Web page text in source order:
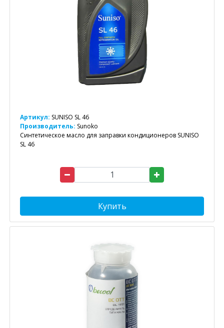
Артикул: SUNISO SL 46
Производитель: Sunoko
Синтетическое масло для заправки кондиционеров SUNISO
SL 46
Купить